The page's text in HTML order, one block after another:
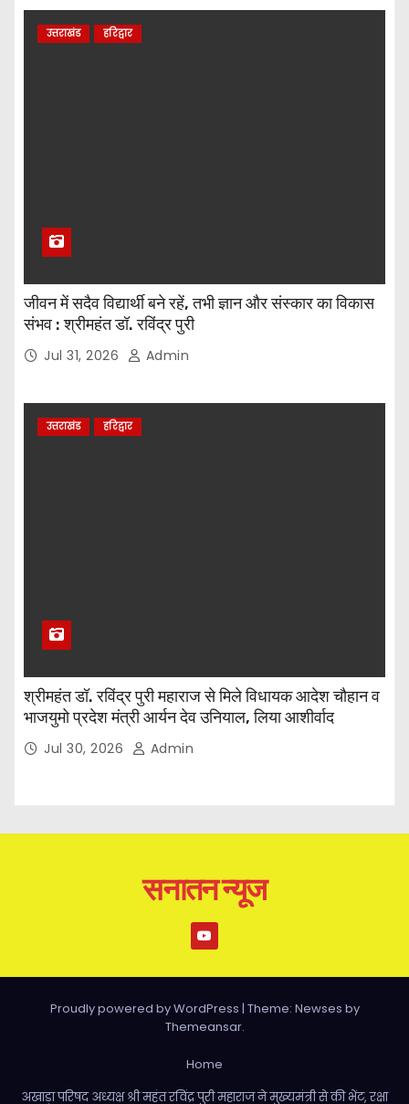
उत्तराखंड हरिद्वार
जीवन में सदैव विद्यार्थी बने रहें, तभी ज्ञान और संस्कार का विकास
संभव : श्रीमहंत डॉ. रविंद्र पुरी
Jul 31, 2026 Admin
उत्तराखंड हरिद्वार
श्रीमहंत डॉ. रविंद्र पुरी महाराज से मिले विधायक आदेश चौहान व
भाजयुमो प्रदेश मंत्री आर्यन देव उनियाल, लिया आशीर्वाद
Jul 30, 2026 Admin
सनातन न्यूज
Proudly powered by WordPress | Theme: Newses by
Themeansar.
Home
अखाड़ा परिषद अध्यक्ष श्री महंत रविंद्र पुरी महाराज ने मुख्यमंत्री से की भेंट, रक्षा